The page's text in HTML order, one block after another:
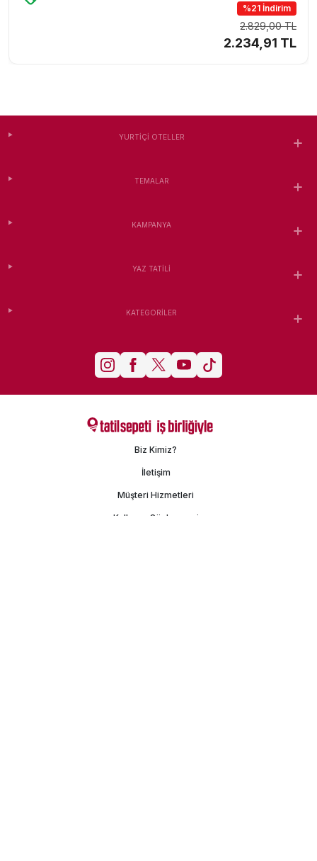
%21 İndirim
2.829,00 TL
2.234,91 TL
YURTIÇI OTELLER
TEMALAR
KAMPANYA
YAZ TATILI
KATEGORILER
Biz Kimiz?
İletişim
Müşteri Hizmetleri
Kullanım Sözleşmesi